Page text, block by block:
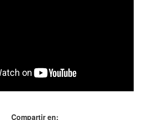
Compartir en: